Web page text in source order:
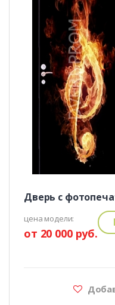
Дверь с
цена модели:
от 20 000 руб.